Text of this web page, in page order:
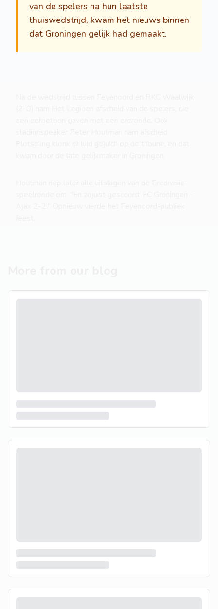
van de spelers na hun laatste
thuiswedstrijd, kwam het nieuws binnen
dat Groningen gelijk had gemaakt.